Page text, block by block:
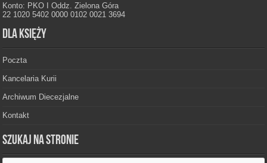
Konto: PKO I Oddz. Zielona Góra
22 1020 5402 0000 0102 0021 3694
Dla księży
Poczta
Kancelaria Kurii
Archiwum Diecezjalne
Kontakt
Szukaj na stronie